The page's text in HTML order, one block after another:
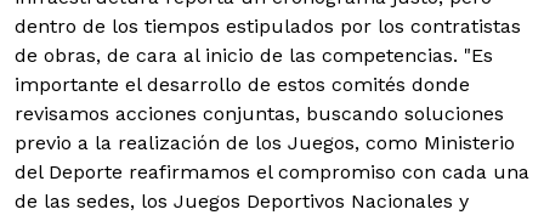
dentro de los tiempos estipulados por los contratistas
de obras, de cara al inicio de las competencias. "Es
importante el desarrollo de estos comités donde
revisamos acciones conjuntas, buscando soluciones
previo a la realización de los Juegos, como Ministerio
del Deporte reafirmamos el compromiso con cada una
de las sedes, los Juegos Deportivos Nacionales y